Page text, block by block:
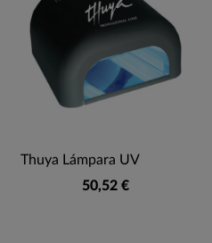
Thuya Lámpara UV
50,52 €